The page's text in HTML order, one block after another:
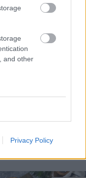
and other
Privacy Policy
ktoré dodajú
recept na podporu
Liečivý sirup z